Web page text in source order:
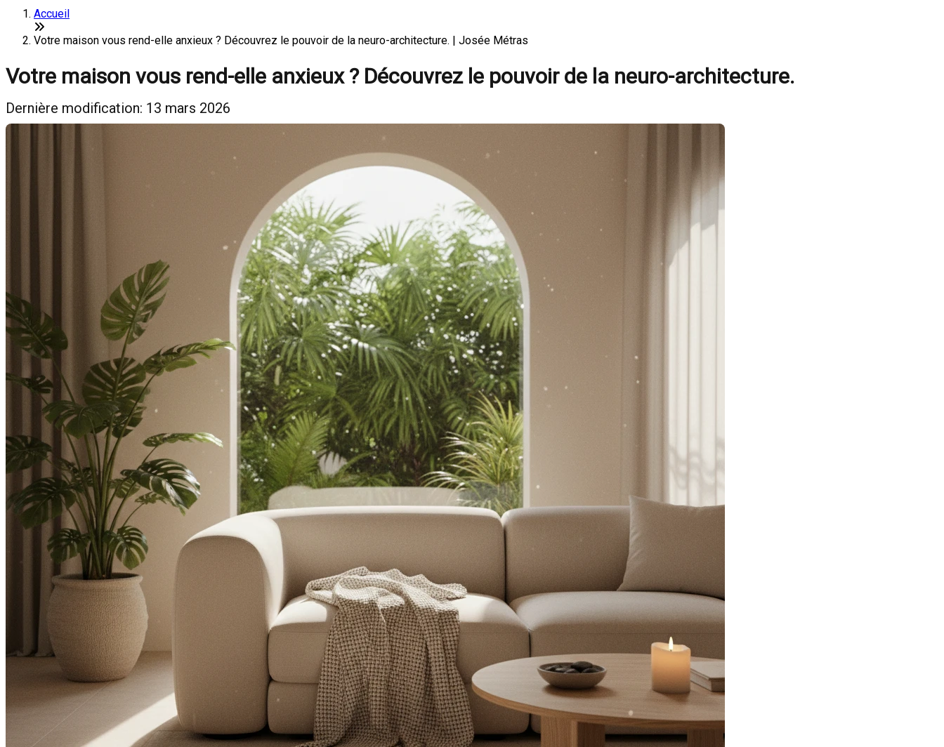
Accueil
Votre maison vous rend-elle anxieux ? Découvrez le pouvoir de la neuro-architecture. | Josée Métras
Votre maison vous rend-elle anxieux ? Découvrez le pouvoir de la neuro-architecture.
Dernière modification: 13 mars 2026